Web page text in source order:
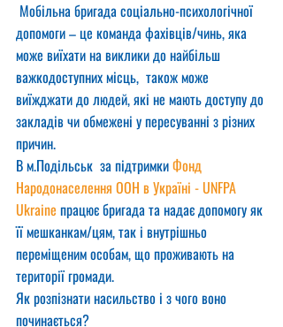
допомоги – це команда фахівців/чинь, яка
може виїхати на виклики до найбільш
важкодоступних місць,  також може
виїжджати до людей, які не мають доступу до
закладів чи обмежені у пересуванні з різних
причин.
В м.Подільськ  за підтримки Фонд
Народонаселення ООН в Україні - UNFPA
Ukraine працює бригада та надає допомогу як
її мешканкам/цям, так і внутрішньо
переміщеним особам, що проживають на
території громади.
Як розпізнати насильство і з чого воно
починається?